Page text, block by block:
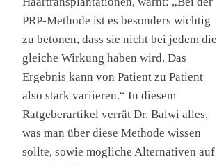
PRP-Methode ist es besonders wichtig
zu betonen, dass sie nicht bei jedem die
gleiche Wirkung haben wird. Das
Ergebnis kann von Patient zu Patient
also stark variieren.“ In diesem
Ratgeberartikel verrät Dr. Balwi alles,
was man über diese Methode wissen
sollte, sowie mögliche Alternativen auf